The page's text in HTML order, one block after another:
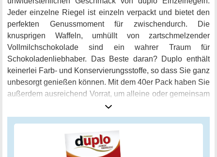
Jeder einzelne Riegel ist einzeln verpackt und bietet den
perfekten Genussmoment für zwischendurch. Die
knusprigen Waffeln, umhüllt von zartschmelzender
Vollmilchschokolade sind ein wahrer Traum für
Schokoladenliebhaber. Das Beste daran? Duplo enthält
keinerlei Farb- und Konservierungsstoffe, so dass Sie ganz
unbesorgt genießen können. Mit dem 40er Pack haben Sie
außerdem ausreichend Vorrat, um alleine oder gemeinsam
mit Familie und Freunden zu schlemmen. Die längste
Praline der Welt weiß nicht nur durch ihre Größe zu
Geschmack der feinen Nougatcreme kombiniert mit
knuspriger Waffel und köstlicher Vollmilchschokolade.